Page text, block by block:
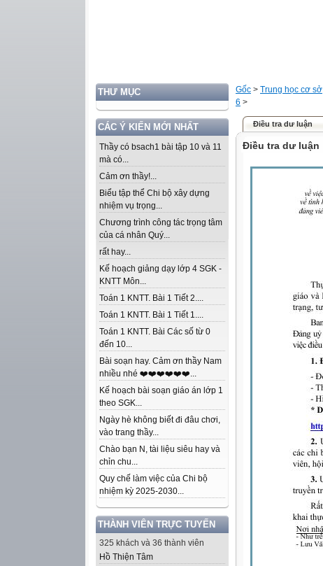
THƯ MỤC
CÁC Ý KIẾN MỚI NHẤT
Thầy có bsach1 bài tập 10 và 11
mà có...
Cảm ơn thầy!...
Biểu tập thể Chi bộ xây dựng
nhiệm vụ trọng...
Chương trình công tác trọng tâm
của cá nhân Quý...
rất hay...
Kế hoạch giảng dạy lớp 4 SGK -
KNTT Môn...
Toán 1 KNTT. Bài 1 Tiết 2....
Toán 1 KNTT. Bài 1 Tiết 1....
Toán 1 KNTT. Bài Các số từ 0
đến 10...
Bài soạn hay. Cảm ơn thầy Nam
nhiều nhé ❤️❤️❤️❤️❤️❤️...
Kế hoạch bài soạn giáo án lớp 1
theo SGK...
Ngày hè không biết đi đâu chơi,
vào trang thầy...
Chào bạn N, tài liệu siêu hay và
chỉn chu...
Quy chế làm việc của Chi bộ
nhiệm kỳ 2025-2030...
THÀNH VIÊN TRỰC TUYẾN
325 khách và 36 thành viên
Hồ Thiện Tâm
Gốc > Trung học cơ sở
6 >
Điều tra dư luận
Điều tra dư luận